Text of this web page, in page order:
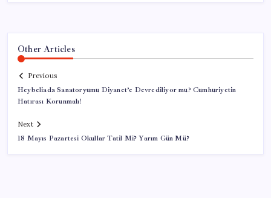
Other Articles
Previous
Heybeliada Sanatoryumu Diyanet’e Devrediliyor mu? Cumhuriyetin
Hatırası Korunmalı!
Next
18 Mayıs Pazartesi Okullar Tatil Mi? Yarım Gün Mü?